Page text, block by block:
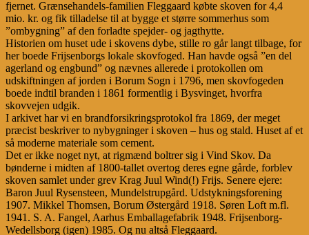
fjernet. Grænsehandels-familien Fleggaard købte skoven for 4,4
mio. kr. og fik tilladelse til at bygge et større sommerhus som
”ombygning” af den forladte spejder- og jagthytte.
Historien om huset ude i skovens dybe, stille ro går langt tilbage, for
her boede Frijsenborgs lokale skovfoged. Han havde også ”en del
agerland og engbund” og nævnes allerede i protokollen om
udskiftningen af jorden i Borum Sogn i 1796, men skovfogeden
boede indtil branden i 1861 formentlig i Bysvinget, hvorfra
skovvejen udgik.
I arkivet har vi en brandforsikringsprotokol fra 1869, der meget
præcist beskriver to nybygninger i skoven – hus og stald. Huset af et
så moderne materiale som cement.
Det er ikke noget nyt, at rigmænd boltrer sig i Vind Skov. Da
bønderne i midten af 1800-tallet overtog deres egne gårde, forblev
skoven samlet under grev Krag Juul Wind(!) Frijs. Senere ejere:
Baron Juul Rysensteen, Mundelstrupgård. Udstykningsforening
1907. Mikkel Thomsen, Borum Østergård 1918. Søren Loft m.fl.
1941. S. A. Fangel, Aarhus Emballagefabrik 1948. Frijsenborg-
Wedellsborg (igen) 1985. Og nu altså Fleggaard.